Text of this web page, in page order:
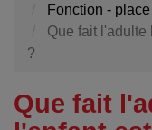
Fonction -
Que fait l'adulte
?
Que fait